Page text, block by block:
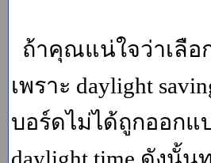
ถ้าคุณแน่ใจว่าเลือ
เพราะ daylight
บอร์ดไม่ได้ถูกออกแ